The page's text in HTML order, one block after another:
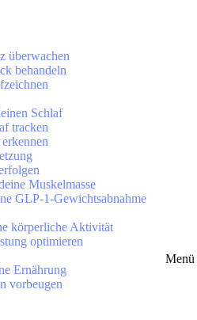
Menü
überwachen
behandeln
Schlaf
tracken
Muskelmasse
GLP-1-Gewichtsabnahme
körperliche Aktivität
optimieren
Ernährung
vorbeugen